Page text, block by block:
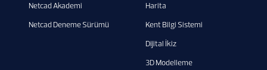
Netcad Akademi
Netcad Deneme Sürümü
Harita
Kent Bilgi Sistemi
Dijital İkiz
3D Modelleme